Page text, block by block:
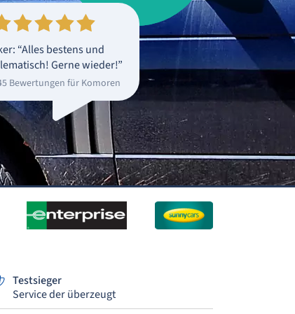
“Alles bestens und
Gerne wieder!”
Bewertungen für Komoren
Testsieger
Service der überzeugt